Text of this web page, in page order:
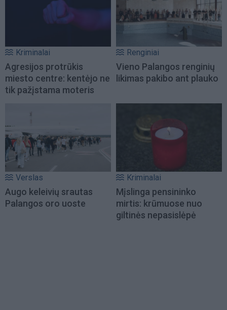
Kriminalai
Agresijos protrūkis
miesto centre: kentėjo ne
tik pažįstama moteris
Renginiai
Vieno Palangos renginių
likimas pakibo ant plauko
Verslas
Augo keleivių srautas
Palangos oro uoste
Kriminalai
Mįslinga pensininko
mirtis: krūmuose nuo
giltinės nepasislėpė